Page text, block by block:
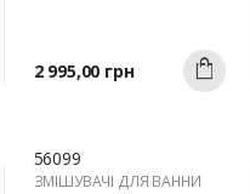
Швидкий
перегляд
Ціна
2 995,00 грн Купити
56099
ЗМІШУВАЧІ ДЛЯ ВАННИ